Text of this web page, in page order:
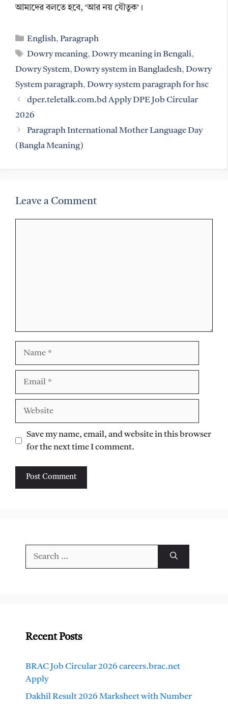
আমাদের বলতে হবে, ‘আর নয় যৌতুক’।
Categories
English,Paragraph
Tags
Dowry meaning,Dowry meaning in Bengali,
Dowry System, Dowry system in Bangladesh, Dowry
System paragraph, Dowry system paragraph for hsc
dper.teletalk.com.bd Apply DPE Job Circular
2026
Paragraph International Mother Language Day
(Bangla Meaning)
Leave a Comment
Save my name, email, and website in this browser
for the next time I comment.
Recent Posts
BRAC Job Circular 2026 careers.brac.net
Apply
Dakhil Result 2026 Marksheet with Number